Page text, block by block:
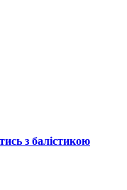
з балістикою